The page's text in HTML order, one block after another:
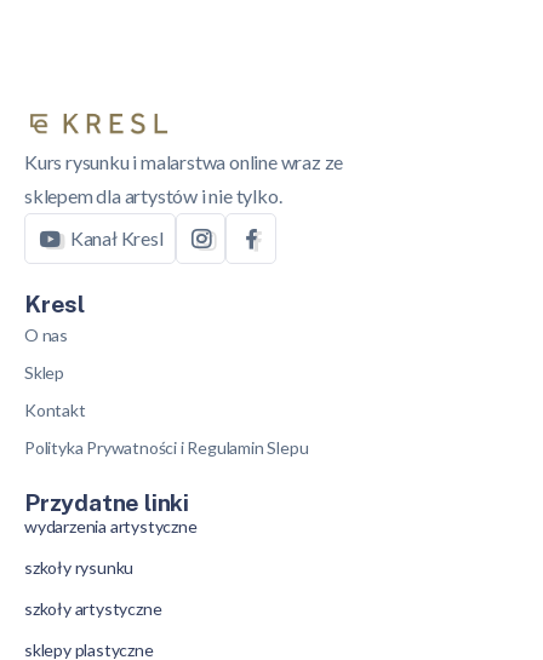
Kurs rysunku i malarstwa online wraz ze
sklepem dla artystów i nie tylko.
Kanał Kresl
Kresl
O nas
Sklep
Kontakt
Polityka Prywatności i Regulamin Slepu
Przydatne linki
wydarzenia artystyczne
szkoły rysunku
szkoły artystyczne
sklepy plastyczne